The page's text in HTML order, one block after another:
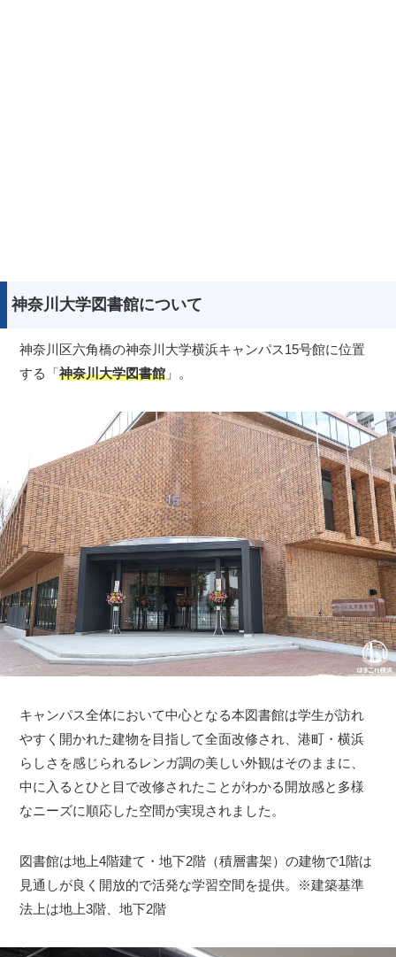
神奈川大学図書館について
神奈川区六角橋の神奈川大学横浜キャンパス15号館に位置
する「神奈川大学図書館 」。
キャンパス全体において中心となる本図書館は学生が訪れ
やすく開かれた建物を目指して全面改修され、港町・横浜
らしさを感じられるレンガ調の美しい外観はそのままに、
中に入るとひと目で改修されたことがわかる開放感と多様
なニーズに順応した空間が実現されました。
図書館は地上4階建て・地下2階（積層書架）の建物で1階は
見通しが良く開放的で活発な学習空間を提供。※建築基準
法上は地上3階、地下2階